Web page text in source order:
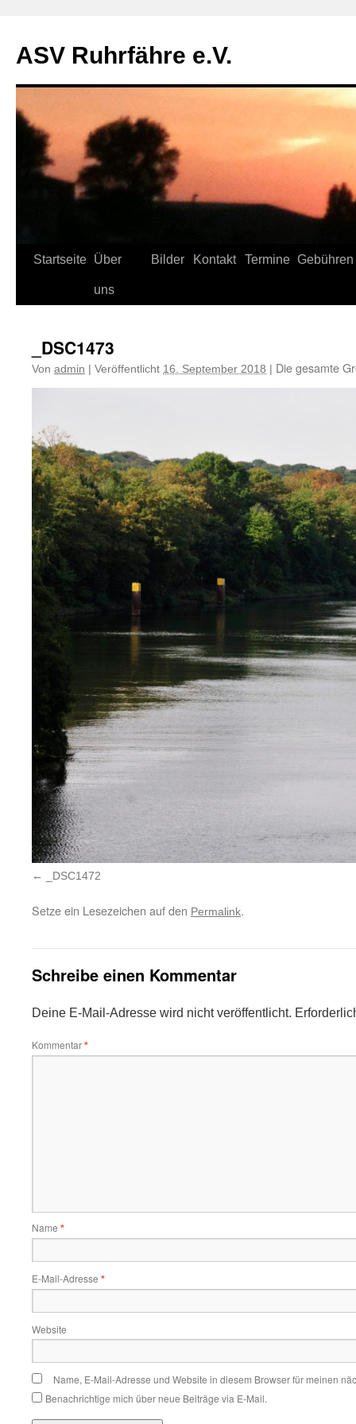
ASV Ruhrfähre e.V.
Zum
Startseite Über
uns
Bilder Kontakt Termine Gebühren
_DSC1473
Von admin | Veröffentlicht 16. September 2018 | Die gesamte
_DSC1472
Setze ein Lesezeichen auf den Permalink.
Schreibe einen Kommentar
Deine E-Mail-Adresse wird nicht veröffentlicht.
Kommentar *
Name *
E-Mail-Adresse *
Website
Name, E-Mail-Adresse und Website in diesem Browser für meinen
Benachrichtige mich über neue Beiträge via E-Mail.